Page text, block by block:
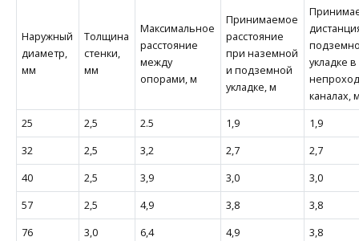
Наружный
диаметр,
мм
Толщина
стенки,
мм
Максимальное
расстояние
между
опорами, м
Принимаемое
расстояние
при наземной
и подземной
укладке, м
укладке в
каналах,
25
2,5 2.5 1,9
1,9
32
2,5 3,2 2,7
2,7
40
2,5 3,9 3,0
3,0
57
2,5 4,9 3,8
3,8
76
3,0 6,4 4,9
3,8